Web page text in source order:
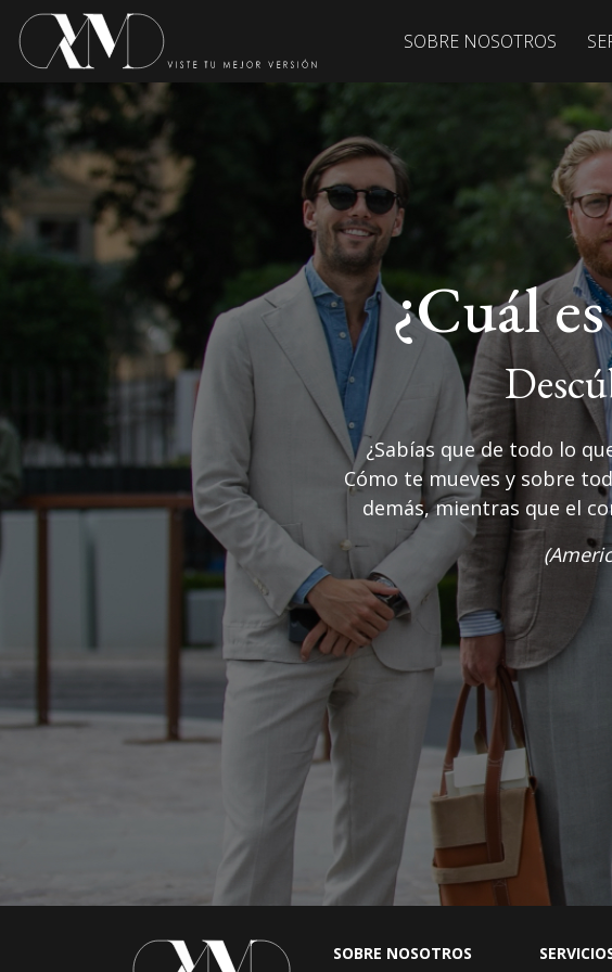
SOBRE NOSOTROS
¿Cuál
¿Sabías que de todo lo
Cómo te mueves y sobre
demás, mientras que el
SOBRE NOSOTROS